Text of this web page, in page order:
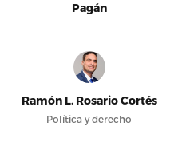
Pagán
Ramón L. Rosario Cortés
Política y derecho